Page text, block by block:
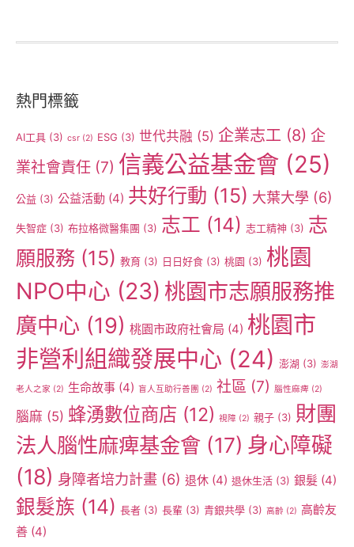
熱門標籤
AI工具 (3) csr (2) ESG (3) 世代共融 (5) 企業志工 (8) 企
業社會責任 (7) 信義公益基金會 (25)
公益 (3) 公益活動 (4) 共好行動 (15) 大葉大學 (6)
失智症 (3) 布拉格微醫集團 (3) 志工 (14) 志工精神 (3) 志
願服務 (15) 教育 (3) 日日好食 (3) 桃園 (3) 桃園
NPO中心 (23) 桃園市志願服務推
廣中心 (19) 桃園市政府社會局 (4) 桃園市
非營利組織發展中心 (24) 澎湖 (3) 澎湖
老人之家 (2) 生命故事 (4) 盲人互助行善團 (2) 社區 (7) 腦性麻痺 (2)
腦麻 (5) 蜂湧數位商店 (12) 視障 (2) 親子 (3) 財團
法人腦性麻痺基金會 (17) 身心障礙
(18) 身障者培力計畫 (6) 退休 (4) 退休生活 (3) 銀髮 (4)
銀髮族 (14) 長者 (3) 長輩 (3) 青銀共學 (3) 高齡 (2) 高齡友
善 (4)